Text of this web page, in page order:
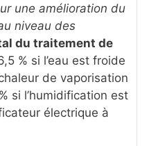
une amélioration du
niveau des
du traitement de
% si l’eau est froide
de vaporisation
si l’humidification est
électrique à